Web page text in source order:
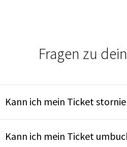
Fragen zu
Kann ich mein Ticket
Kann ich mein Ticket